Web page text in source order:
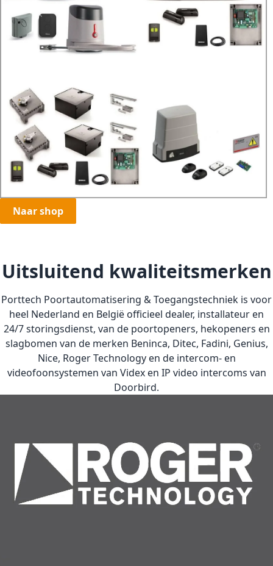
Naar shop
Uitsluitend kwaliteitsmerken
Porttech Poortautomatisering & Toegangstechniek is voor
heel Nederland en België officieel dealer, installateur en
24/7 storingsdienst, van de poortopeners, hekopeners en
slagbomen van de merken Beninca, Ditec, Fadini, Genius,
Nice, Roger Technologyen de intercom- en
videofoonsystemen van Videxen IP video intercoms van
Doorbird.